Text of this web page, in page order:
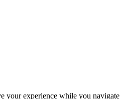
your experience while you